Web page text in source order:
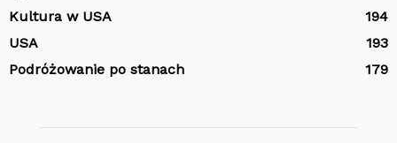
Kultura w USA
194
USA
193
Podróżowanie po stanach
179